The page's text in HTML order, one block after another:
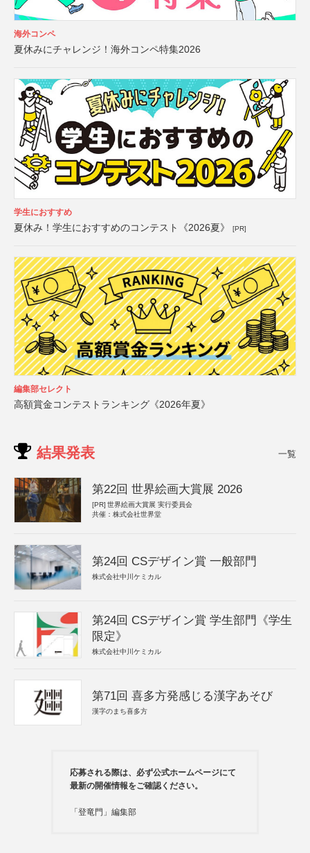
海外コンペ
夏休みにチャレンジ！海外コンペ特集2026
学生におすすめ
夏休み！学生におすすめのコンテスト《2026夏》 [PR]
編集部セレクト
高額賞金コンテストランキング《2026年夏》
結果発表 一覧
第22回 世界絵画大賞展 2026
[PR] 世界絵画大賞展 実行委員会
共催：株式会社世界堂
第24回 CSデザイン賞 一般部門
株式会社中川ケミカル
第24回 CSデザイン賞 学生部門《学生
限定》
株式会社中川ケミカル
第71回 喜多方発感じる漢字あそび
漢字のまち喜多方
応募される際は、必ず公式ホームページにて
最新の開催情報をご確認ください。
「登竜門」編集部